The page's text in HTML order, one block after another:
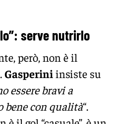
serve nutrirlo
però, non è il
Gasperiniinsiste su
essere bravi a
bene con qualità“.